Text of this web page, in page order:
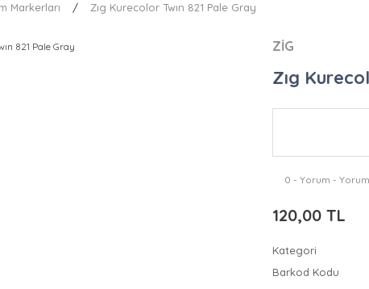
Markerları Zıg Kurecolor Twın 821 Pale Gray
ZİG
Zıg
0 - Yorum -
120,00 TL
Kategori
Barkod Kodu